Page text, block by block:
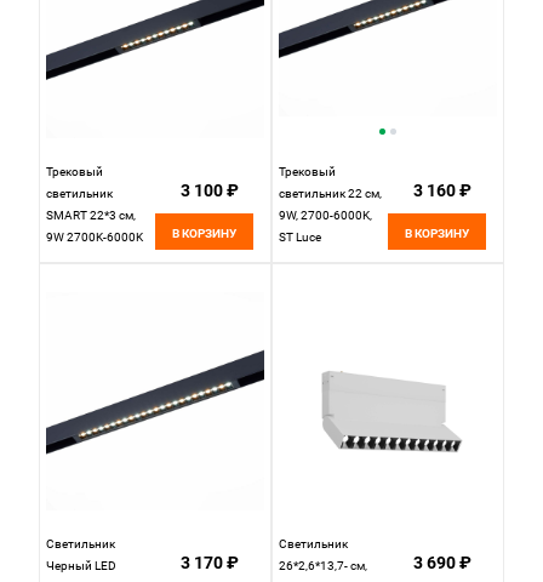
Трековый
светильник
SMART 22*3 см,
9W 2700K-6000K
3 100 ₽
В КОРЗИНУ
Трековый
светильник 22 см,
9W, 2700-6000K,
ST Luce
3 160 ₽
В КОРЗИНУ
Светильник
Черный LED
3 170 ₽
Светильник
26*2,6*13,7- см,
3 690 ₽